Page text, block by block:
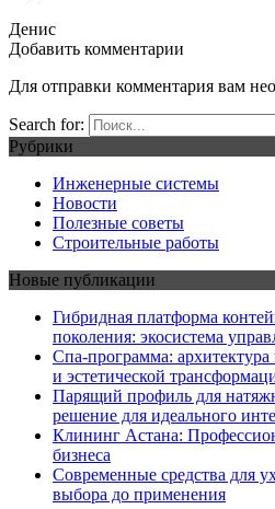
Денис
Добавить комментарии
Для отправки комментария вам
Search for:
Рубрики
Инженерные системы
Новости
Полезные советы
Строительные работы
Новые публикации
Гибридная платформа
поколения: экосистема
Спа-программа: архитектура
и эстетической
Парящий профиль для
решение для идеального
Клининг Астана:
бизнеса
Современные средства для
выбора до применения